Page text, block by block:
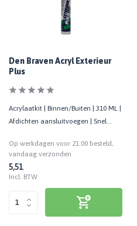
Den Braven Acryl Exterieur
Plus
Acrylaatkit | Binnen/Buiten | 310 ML |
Afdichten aansluitvoegen | Snel
Op werkdagen voor 21:00 besteld,
vandaag verzonden
5,51
Incl. BTW